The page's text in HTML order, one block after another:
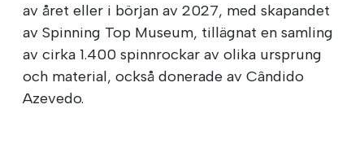
av året eller i början av 2027, med skapandet
av Spinning Top Museum, tillägnat en samling
av cirka 1.400 spinnrockar av olika ursprung
och material, också donerade av Cândido
Azevedo.